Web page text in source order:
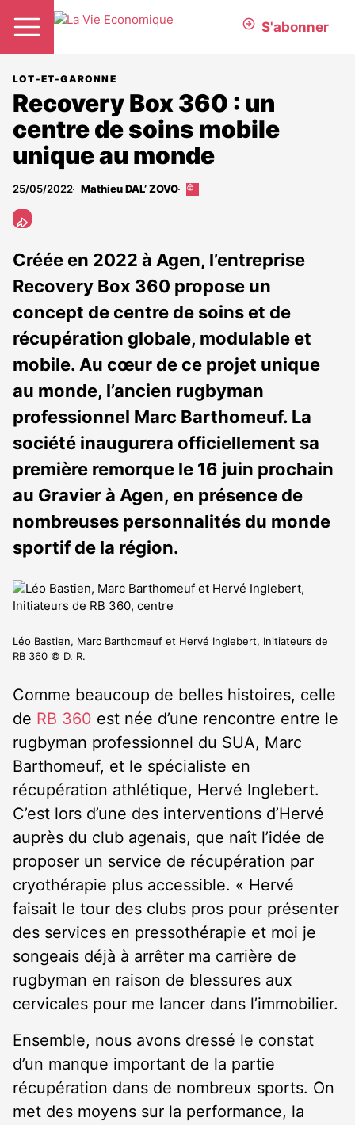
S'abonner
LOT-ET-GARONNE
Recovery Box 360 : un
centre de soins mobile
unique au monde
25/05/2022 Mathieu DAL’ ZOVO
Cet
abonnés
Créée en 2022 à Agen, l’entreprise
Recovery Box 360 propose un
concept de centre de soins et de
récupération globale, modulable et
mobile. Au cœur de ce projet unique
au monde, l’ancien rugbyman
professionnel Marc Barthomeuf. La
société inaugurera officiellement sa
première remorque le 16 juin prochain
au Gravier à Agen, en présence de
nombreuses personnalités du monde
sportif de la région.
Léo Bastien, Marc Barthomeuf et Hervé Inglebert, Initiateurs de
RB 360 © D. R.
Comme beaucoup de belles histoires, celle
de RB 360 est née d’une rencontre entre le
rugbyman professionnel du SUA, Marc
Barthomeuf, et le spécialiste en
récupération athlétique, Hervé Inglebert.
C’est lors d’une des interventions d’Hervé
auprès du club agenais, que naît l’idée de
proposer un service de récupération par
cryothérapie plus accessible. « Hervé
faisait le tour des clubs pros pour présenter
des services en pressothérapie et moi je
songeais déjà à arrêter ma carrière de
rugbyman en raison de blessures aux
cervicales pour me lancer dans l’immobilier.
Ensemble, nous avons dressé le constat
d’un manque important de la partie
récupération dans de nombreux sports. On
met des moyens sur la performance, la